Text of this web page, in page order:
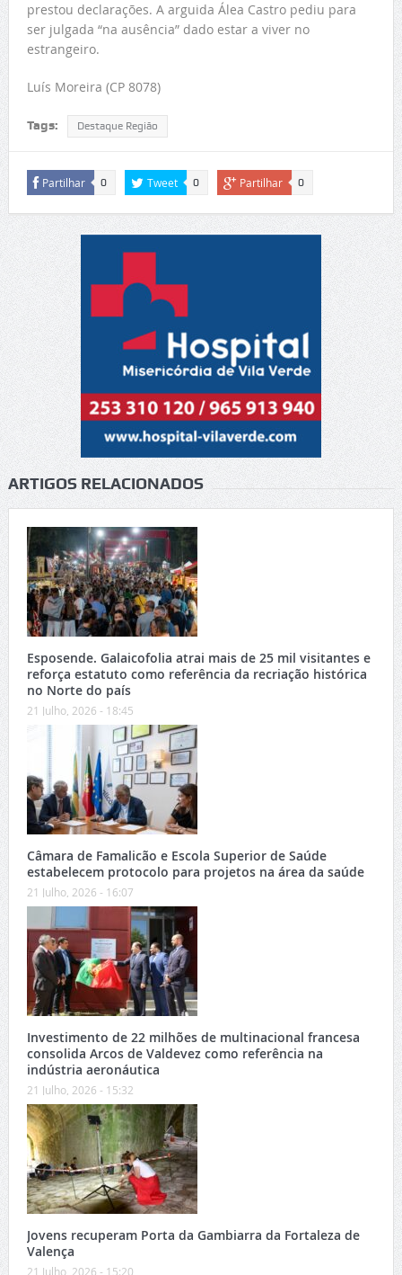
prestou declarações. A arguida Álea Castro pediu para
ser julgada “na ausência” dado estar a viver no
estrangeiro.
Luís Moreira (CP 8078)
Tags: Destaque Região
Partilhar 0 Tweet 0 Partilhar 0
ARTIGOS RELACIONADOS
Esposende. Galaicofolia atrai mais de 25 mil visitantes e
reforça estatuto como referência da recriação histórica
no Norte do país
21 Julho, 2026 - 18:45
Câmara de Famalicão e Escola Superior de Saúde
estabelecem protocolo para projetos na área da saúde
21 Julho, 2026 - 16:07
Investimento de 22 milhões de multinacional francesa
consolida Arcos de Valdevez como referência na
indústria aeronáutica
21 Julho, 2026 - 15:32
Jovens recuperam Porta da Gambiarra da Fortaleza de
Valença
21 Julho, 2026 - 15:20